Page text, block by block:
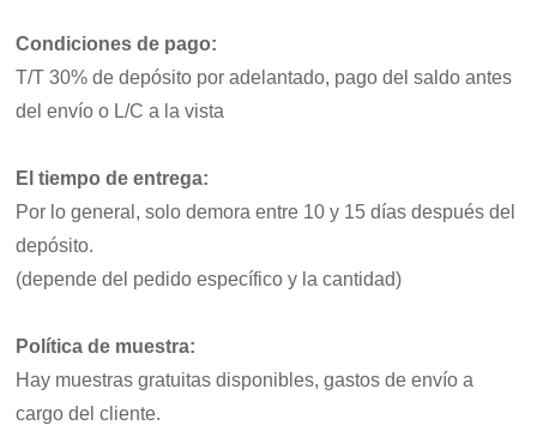
Condiciones de pago:
T/T 30% de depósito por adelantado, pago del saldo antes
del envío o L/C a la vista
El tiempo de entrega:
Por lo general, solo demora entre 10 y 15 días después del
depósito.
(depende del pedido específico y la cantidad)
Política de muestra:
Hay muestras gratuitas disponibles, gastos de envío a
cargo del cliente.